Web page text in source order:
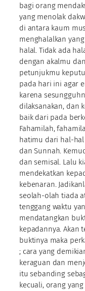
bagi orang
yang menolak
di antara kaum
menghalalkan
halal. Tidak ada
dengan akalmu
petunjukmu
pada hari ini agar
karena
dilaksanakan, dan
baik dari pada
Fahamilah,
hatimu dari hal-
dan Sunnah.
dan semisal. Lalu
mendekatkan
kebenaran.
seolah-olah tiada
tenggang waktu
mendatangkan
kepadannya. Akan
buktinya maka
; cara yang
keraguan dan
itu sebanding
kecuali, orang